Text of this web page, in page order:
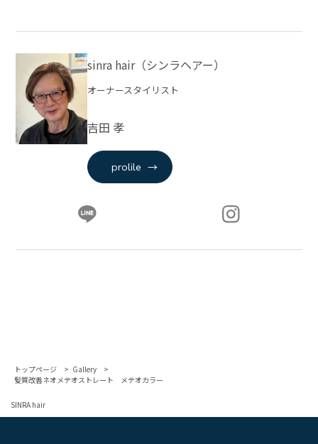
sinra hair（シンラヘアー）
オーナースタイリスト
吉田 孝
prolile →
トップページ
Gallery
髪質改善ネオメテオストレート メテオカラー
SINRA hair